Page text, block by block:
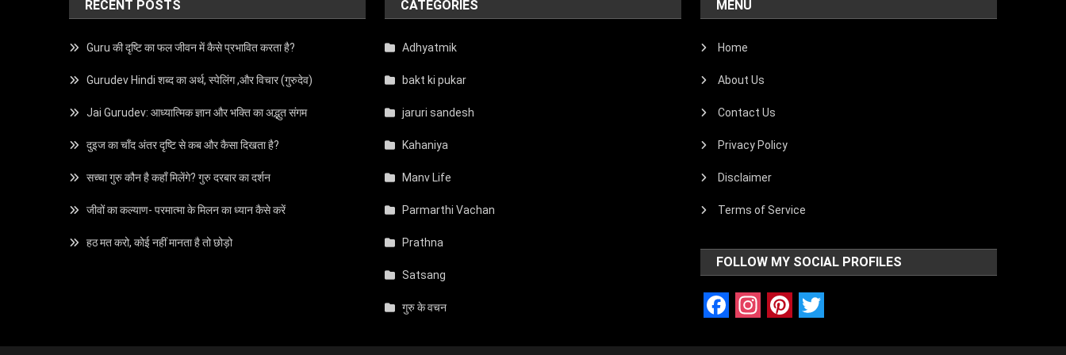
RECENT POSTS
Guru की दृष्टि का फल जीवन में कैसे प्रभावित करता है?
Gurudev Hindi शब्द का अर्थ, स्पेलिंग ,और विचार (गुरुदेव)
Jai Gurudev: आध्यात्मिक ज्ञान और भक्ति का अद्भुत संगम
दुइज का चाँद अंतर दृष्टि से कब और कैसा दिखता है?
सच्चा गुरु कौन है कहाँ मिलेंगे? गुरु दरबार का दर्शन
जीवों का कल्याण- परमात्मा के मिलन का ध्यान कैसे करें
हठ मत करो, कोई नहीं मानता है तो छोड़ो
CATEGORIES
Adhyatmik
bakt ki pukar
jaruri sandesh
Kahaniya
Manv Life
Parmarthi Vachan
Prathna
Satsang
गुरु के वचन
MENU
Home
About Us
Contact Us
Privacy Policy
Disclaimer
Terms of Service
FOLLOW MY SOCIAL PROFILES